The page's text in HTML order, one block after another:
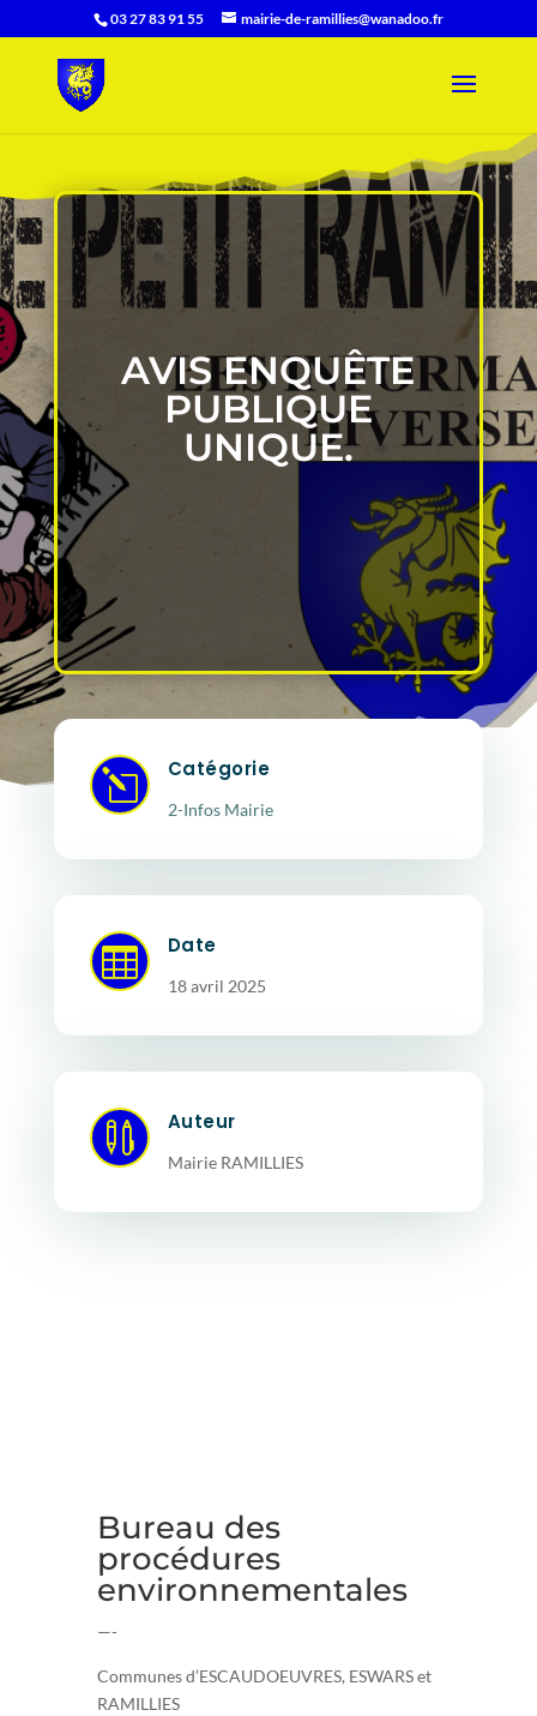
03 27 83 91 55 mairie-de-ramillies@wanadoo.fr
AVIS ENQUÊTE
PUBLIQUE
UNIQUE.
l Catégorie
2-Infos Mairie
 Date
18 avril 2025
 Auteur
Mairie RAMILLIES
Bureau des
procédures
environnementales
—-
Communes d’ESCAUDOEUVRES, ESWARS et
RAMILLIES